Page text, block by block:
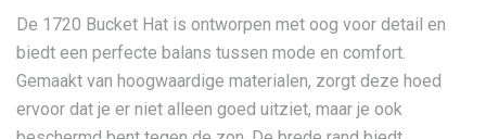
De 1720 Bucket Hat is ontworpen met oog voor detail en
biedt een perfecte balans tussen mode en comfort.
Gemaakt van hoogwaardige materialen, zorgt deze hoed
ervoor dat je er niet alleen goed uitziet, maar je ook